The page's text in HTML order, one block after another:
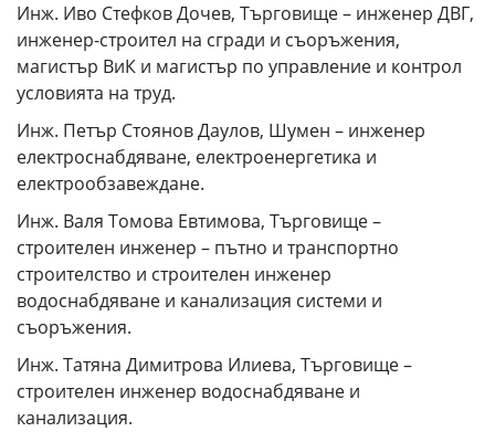
Инж. Иво Стефков Дочев, Търговище – инженер ДВГ,
инженер-строител на сгради и съоръжения,
магистър ВиК и магистър по управление и контрол
условията на труд.
Инж. Петър Стоянов Даулов, Шумен – инженер
електроснабдяване, електроенергетика и
електрообзавеждане.
Инж. Валя Томова Евтимова, Търговище –
строителен инженер – пътно и транспортно
строителство и строителен инженер
водоснабдяване и канализация системи и
съоръжения.
Инж. Татяна Димитрова Илиева, Търговище –
строителен инженер водоснабдяване и
канализация.